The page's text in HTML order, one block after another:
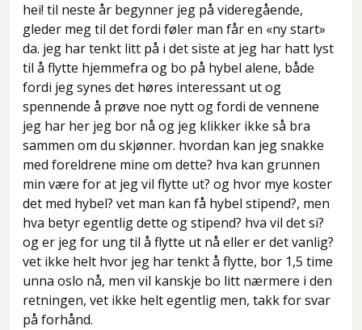
hei! til neste år begynner jeg på videregående,
gleder meg til det fordi føler man får en «ny start»
da. jeg har tenkt litt på i det siste at jeg har hatt lyst
til å flytte hjemmefra og bo på hybel alene, både
fordi jeg synes det høres interessant ut og
spennende å prøve noe nytt og fordi de vennene
jeg har her jeg bor nå og jeg klikker ikke så bra
sammen om du skjønner. hvordan kan jeg snakke
med foreldrene mine om dette? hva kan grunnen
min være for at jeg vil flytte ut? og hvor mye koster
det med hybel? vet man kan få hybel stipend?, men
hva betyr egentlig dette og stipend? hva vil det si?
og er jeg for ung til å flytte ut nå eller er det vanlig?
vet ikke helt hvor jeg har tenkt å flytte, bor 1,5 time
unna oslo nå, men vil kanskje bo litt nærmere i den
retningen, vet ikke helt egentlig men, takk for svar
på forhånd.